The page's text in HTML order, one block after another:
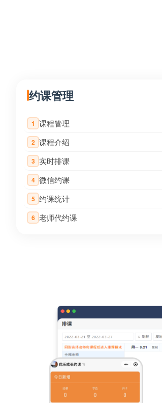
约课管理
1 课程管理
2 课程介绍
3 实时排课
4 微信约课
5 约课统计
6 老师代约课